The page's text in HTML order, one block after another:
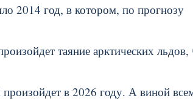
2014 год, в котором, по прогнозу
таяние арктических льдов,
в 2026 году. А виной